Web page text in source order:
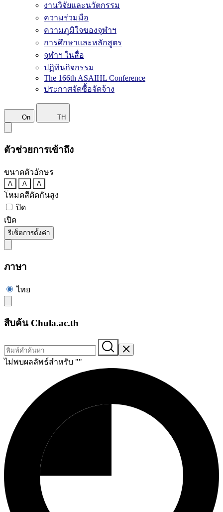
งานวิจัยและนวัตกรรม
ความร่วมมือ
ความภูมิใจของจุฬาฯ
การศึกษาและหลักสูตร
จุฬาฯ ในสื่อ
ปฏิทินกิจกรรม
The 166th ASAIHL Conference
ประกาศจัดซื้อจัดจ้าง
On TH
ตัวช่วยการเข้าถึง
ขนาดตัวอักษร
A A A
โหมดสีตัดกันสูง
ปิด
เปิด
รีเซ็ตการตั้งค่า
ภาษา
ไทย
สืบค้น Chula.ac.th
ไม่พบผลลัพธ์สำหรับ ""